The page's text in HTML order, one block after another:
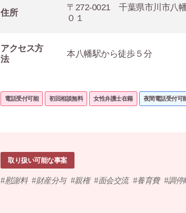
住所
〒272-0021 千葉県市川市八
０１
アクセス方
法
本八幡駅から徒歩５分
電話受付可能 初回相談無料 女性弁護士在籍 夜間電話受付可
取り扱い可能な事案
慰謝料 財産分与 親権 面会交流 養育費 調停